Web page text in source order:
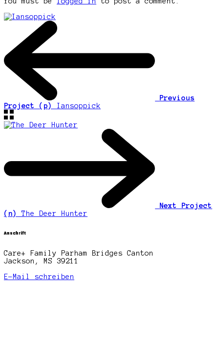
Previous
Project (p) Iansoppick
Next Project
(n)The Deer Hunter
Anschrift
Care+ Family Parham Bridges Canton
Jackson, MS 39211
E-Mail schreiben